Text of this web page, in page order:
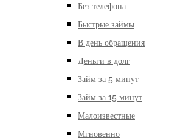
Без телефона
Быстрые займы
В день обращения
Деньги в долг
Займ за 5 минут
Займ за 15 минут
Малоизвестные
Мгновенно